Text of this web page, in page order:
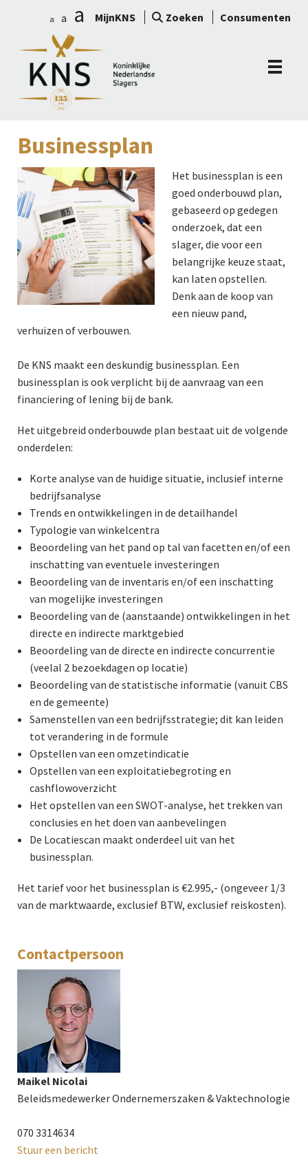
a a a MijnKNS Zoeken Consumenten
Businessplan
Het businessplan is een
goed onderbouwd plan,
gebaseerd op gedegen
onderzoek, dat een
slager, die voor een
belangrijke keuze staat,
kan laten opstellen.
Denk aan de koop van
een nieuw pand,
verhuizen of verbouwen.
De KNS maakt een deskundig businessplan. Een
businessplan is ook verplicht bij de aanvraag van een
financiering of lening bij de bank.
Het uitgebreid onderbouwde plan bestaat uit de volgende
onderdelen:
Korte analyse van de huidige situatie, inclusief interne
bedrijfsanalyse
Trends en ontwikkelingen in de detailhandel
Typologie van winkelcentra
Beoordeling van het pand op tal van facetten en/of een
inschatting van eventuele investeringen
Beoordeling van de inventaris en/of een inschatting
van mogelijke investeringen
Beoordeling van de (aanstaande) ontwikkelingen in het
directe en indirecte marktgebied
Beoordeling van de directe en indirecte concurrentie
(veelal 2 bezoekdagen op locatie)
Beoordeling van de statistische informatie (vanuit CBS
en de gemeente)
Samenstellen van een bedrijfsstrategie; dit kan leiden
tot verandering in de formule
Opstellen van een omzetindicatie
Opstellen van een exploitatiebegroting en
cashflowoverzicht
Het opstellen van een SWOT-analyse, het trekken van
conclusies en het doen van aanbevelingen
De Locatiescan maakt onderdeel uit van het
businessplan.
Het tarief voor het businessplan is €2.995,- (ongeveer 1/3
van de marktwaarde, exclusief BTW, exclusief reiskosten).
Contactpersoon
Maikel Nicolai
Beleidsmedewerker Ondernemerszaken & Vaktechnologie
070 3314634
Stuur een bericht